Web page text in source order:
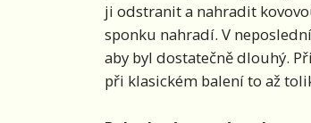
ji odstranit a nahradit
sponku nahradí. V
aby byl dostatečně dlouhý.
při klasickém balení to až